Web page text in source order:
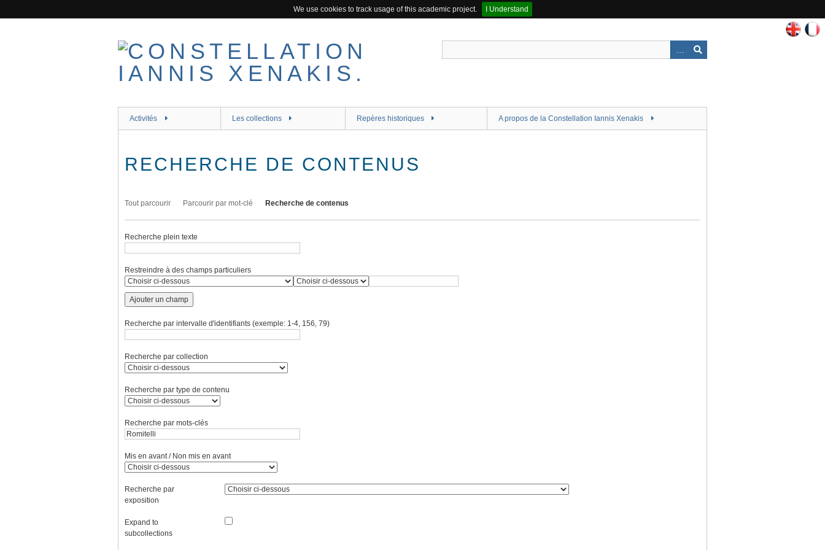
We use cookies to track usage of this academic project.
I Understand
Activités Les collections Repères historiques A propos de la Constellation Iannis Xenakis
RECHERCHE DE CONTENUS
Tout parcourir Parcourir par mot-clé Recherche de contenus
Recherche plein texte
Restreindre à des champs particuliers
Ajouter un champ
Recherche par intervalle d'identifiants (exemple: 1-4, 156, 79)
Recherche par collection
Recherche par type de contenu
Recherche par mots-clés
Mis en avant / Non mis en avant
Recherche par
exposition
Expand to
subcollections